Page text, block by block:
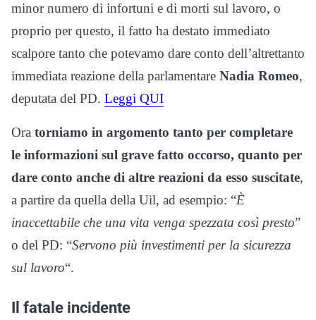
minor numero di infortuni e di morti sul lavoro, o
proprio per questo, il fatto ha destato immediato
scalpore tanto che potevamo dare conto dell’altrettanto
immediata reazione della parlamentare Nadia Romeo,
deputata del PD. Leggi QUI
Ora torniamo in argomento tanto per completare
le informazioni sul grave fatto occorso, quanto per
dare conto anche di altre reazioni da esso suscitate,
a partire da quella della Uil, ad esempio: “È
inaccettabile che una vita venga spezzata così presto”
o del PD: “Servono più investimenti per la sicurezza
sul lavoro“.
Il fatale incidente